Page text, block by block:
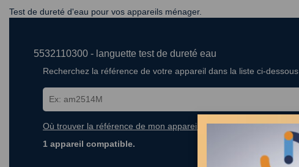
Test de dureté d'eau pour vos appareils ménager.
5532110300 - languette test de dureté eau
Recherchez la référence de votre appareil dans la liste ci-dessous
Où trouver la référence de mon appareil ?
1 appareil compatible.